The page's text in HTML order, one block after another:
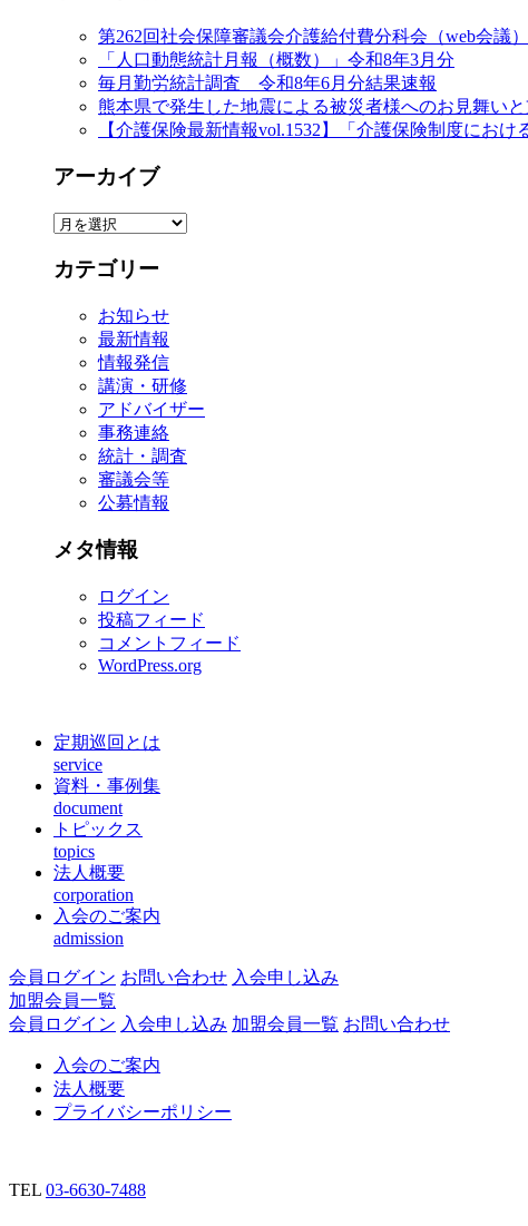
第262回社会保障審議会介護給付費分科会（web会議
「人口動態統計月報（概数）」令和8年3月分
毎月勤労統計調査 令和8年6月分結果速報
熊本県で発生した地震による被災者様へのお見舞い
【介護保険最新情報vol.1532】「介護保険制度にお
アーカイブ
ア
カ
カテゴリー
お知らせ
最新情報
情報発信
講演・研修
アドバイザー
事務連絡
統計・調査
審議会等
公募情報
メタ情報
ログイン
投稿フィード
コメントフィード
WordPress.org
定期巡回とは
service
資料・事例集
document
トピックス
topics
法人概要
corporation
入会のご案内
admission
会員ログイン お問い合わせ 入会申し込み
加盟会員一覧
会員ログイン 入会申し込み 加盟会員一覧 お問い合わせ
入会のご案内
法人概要
プライバシーポリシー
TEL 03-6630-7488